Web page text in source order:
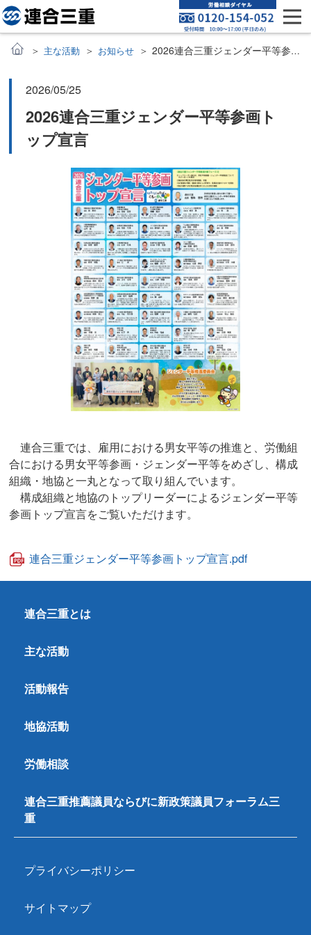
主な活動 お知らせ 2026連合三重ジェンダー平等参画トップ宣言
2026/05/25
2026連合三重ジェンダー平等参画ト
ップ宣言
連合三重では、雇用における男女平等の推進と、労働組
合における男女平等参画・ジェンダー平等をめざし、構成
組織・地協と一丸となって取り組んでいます。
構成組織と地協のトップリーダーによるジェンダー平等
参画トップ宣言をご覧いただけます。
連合三重ジェンダー平等参画トップ宣言.pdf
連合三重とは
主な活動
活動報告
地協活動
労働相談
連合三重推薦議員ならびに新政策議員フォーラム三
重
プライバシーポリシー
サイトマップ